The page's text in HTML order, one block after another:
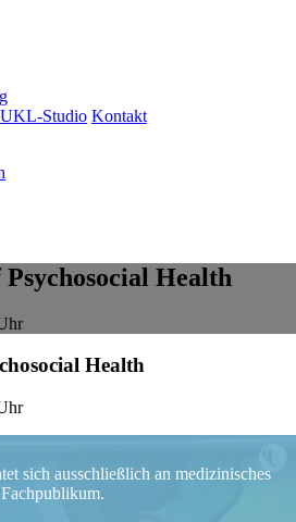
UKL-Studio Kontakt
Health
Health
sich ausschließlich an medizinisches
Fachpublikum.